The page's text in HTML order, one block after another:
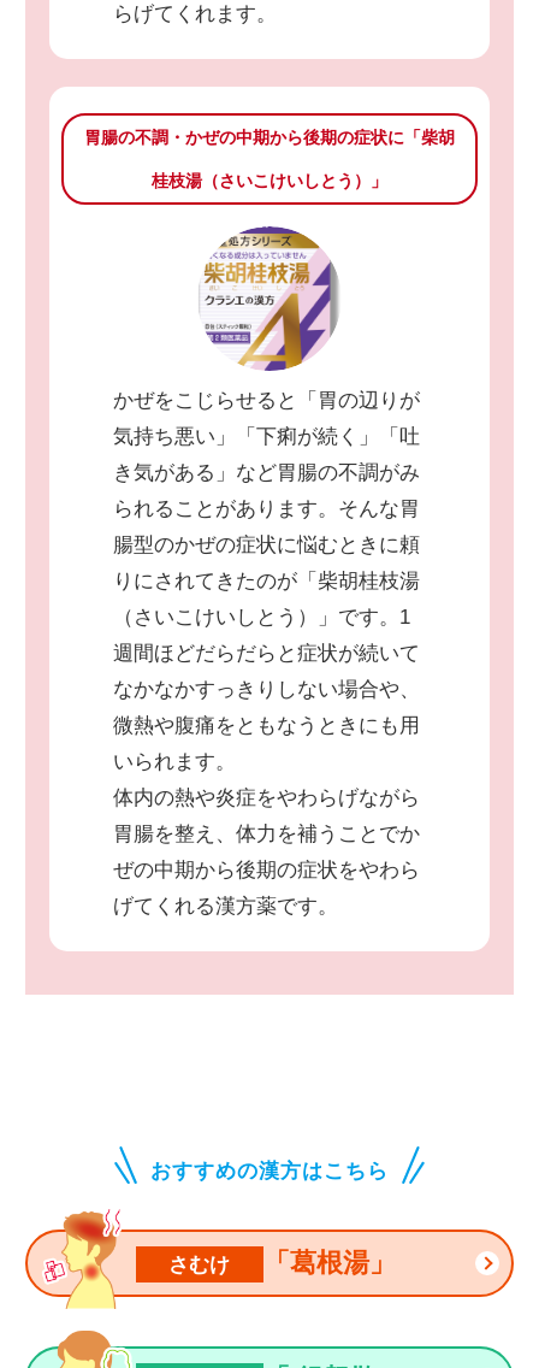
らげてくれます。
胃腸の不調・かぜの中期から後期の症状に「柴胡
桂枝湯（さいこけいしとう）」
かぜをこじらせると「胃の辺りが
気持ち悪い」「下痢が続く」「吐
き気がある」など胃腸の不調がみ
られることがあります。そんな胃
腸型のかぜの症状に悩むときに頼
りにされてきたのが「柴胡桂枝湯
（さいこけいしとう）」です。1
週間ほどだらだらと症状が続いて
なかなかすっきりしない場合や、
微熱や腹痛をともなうときにも用
いられます。
体内の熱や炎症をやわらげながら
胃腸を整え、体力を補うことでか
ぜの中期から後期の症状をやわら
げてくれる漢方薬です。
おすすめの漢方はこちら
さむけ 「葛根湯」